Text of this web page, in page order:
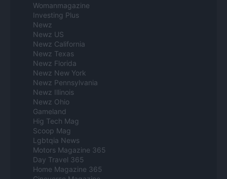
Womanmagazine
Investing Plus
Newz
Newz US
Newz California
Newz Texas
Newz Florida
Newz New York
Newz Pennsylvania
Newz Illinois
Newz Ohio
Gameland
Hig Tech Mag
Scoop Mag
Lgbtqia News
Motors Magazine 365
Day Travel 365
Home Magazine 365